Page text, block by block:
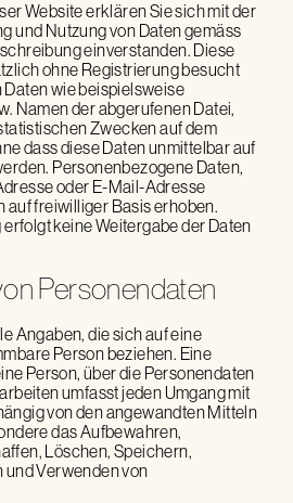
Website erklären Sie sich mit der
und Nutzung von Daten gemäss
einverstanden. Diese
ohne Registrierung besucht
wie beispielsweise
Namen der abgerufenen Datei,
Zwecken auf dem
dass diese Daten unmittelbar auf
Personenbezogene Daten,
oder E-Mail-Adresse
auf freiwilliger Basis erhoben.
keine Weitergabe der Daten
Personendaten
Angaben, die sich auf eine
Person beziehen. Eine
Person, über die Personendaten
umfasst jeden Umgang mit
von den angewandten Mitteln
das Aufbewahren,
Löschen, Speichern,
Verwenden von